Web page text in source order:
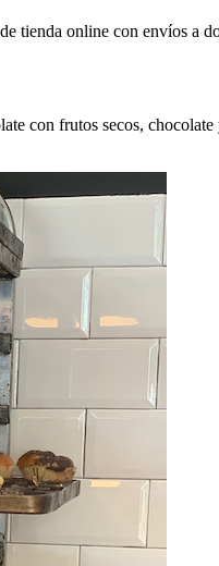
tienda online con envíos a
con frutos secos,